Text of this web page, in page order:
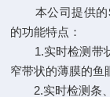
本公司提供的
的功能特点：
1.实时检测带状
窄带状的薄膜的鱼
2.实时检测条、